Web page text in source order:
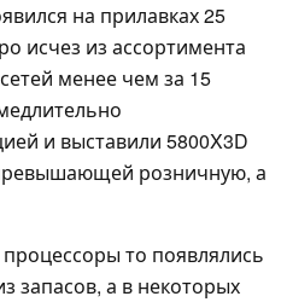
на прилавках 25
исчез из ассортимента
менее чем за 15
и выставили 5800X3D
розничную, а
то появлялись
запасов, а в некоторых